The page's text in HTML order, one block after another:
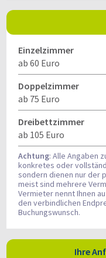
Einzelzimmer
ab 60 Euro
Doppelzimmer
ab 75 Euro
Dreibettzimmer
ab 105 Euro
Achtung: Alle Angaben
konkretes oder
sondern dienen nur der
meist sind mehrere
Vermieter nennt Ihnen
den verbindlichen
Buchungswunsch.
Ihre